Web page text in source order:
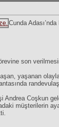
Cunda
son
yaşanan
Andrea Coşkun
müşterilerin